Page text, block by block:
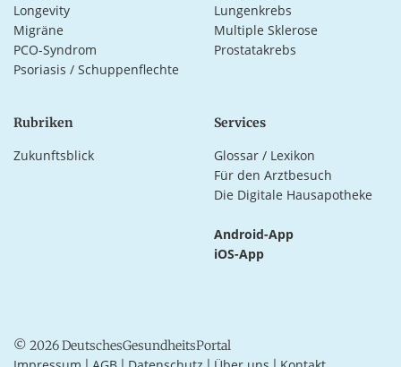
Longevity
Lungenkrebs
Migräne
Multiple Sklerose
PCO-Syndrom
Prostatakrebs
Psoriasis / Schuppenflechte
Rubriken
Zukunftsblick
Services
Glossar / Lexikon
Für den Arztbesuch
Die Digitale Hausapotheke
Android-App
iOS-App
© 2026 DeutschesGesundheitsPortal